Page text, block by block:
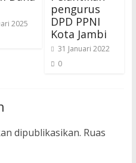
2025
pengurus
DPD PPNI
Kota Jambi
31 Januari 2022
0
dipublikasikan. Ruas